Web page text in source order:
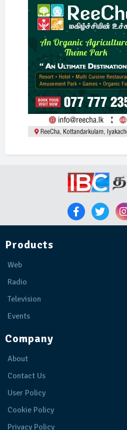
Products
Web
Radio
Television
Events
Company
About
Contact Us
User Policy
Cookie Policy
Privacy Policy